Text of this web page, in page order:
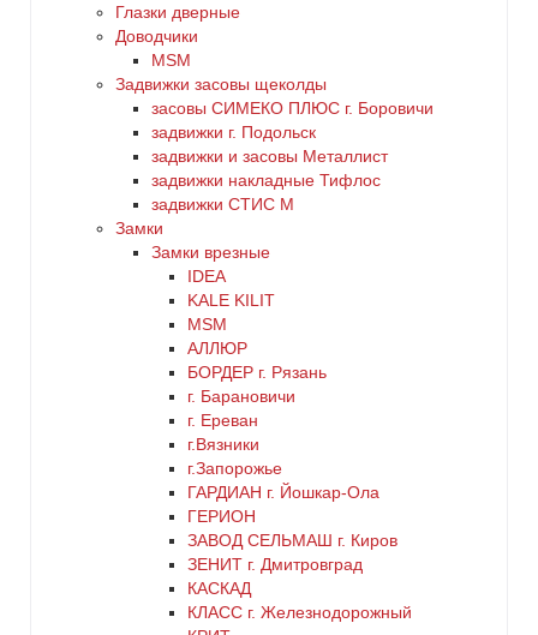
желтый
Глазки дверные
Доводчики
MSM
Задвижки засовы щеколды
заcовы СИМЕКО ПЛЮС г. Боровичи
задвижки г. Подольск
задвижки и засовы Металлист
задвижки накладные Тифлос
задвижки СТИС М
Замки
Замки врезные
IDEA
KALE KILIT
MSM
АЛЛЮР
БОРДЕР г. Рязань
г. Барановичи
г. Ереван
г.Вязники
г.Запорожье
ГАРДИАН г. Йошкар-Ола
ГЕРИОН
ЗАВОД СЕЛЬМАШ г. Киров
ЗЕНИТ г. Дмитровград
КАСКАД
КЛАСС г. Железнодорожный